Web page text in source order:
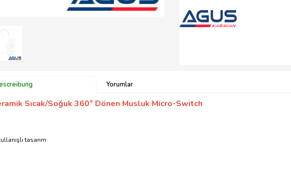
Yorumlar
Sıcak/Soğuk 360° Dönen Musluk Micro-Switch
tasarım